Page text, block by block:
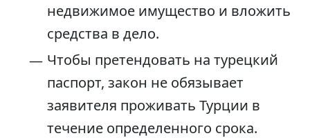
недвижимое имущество и вложить
средства в дело.
Чтобы претендовать на турецкий
паспорт, закон не обязывает
заявителя проживать Турции в
течение определенного срока.